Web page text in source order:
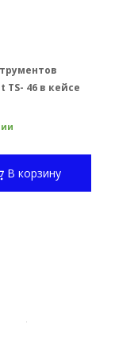
TS- 46 в кейсе
В корзину